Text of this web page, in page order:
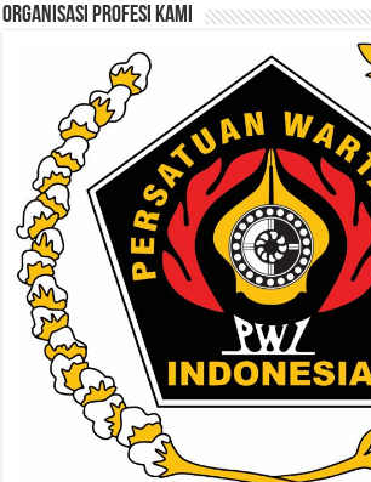
ORGANISASI PROFESI KAMI